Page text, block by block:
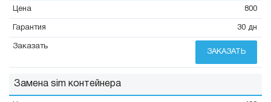
800
30 дн
ЗАКАЗАТЬ
Замена sim контейнера